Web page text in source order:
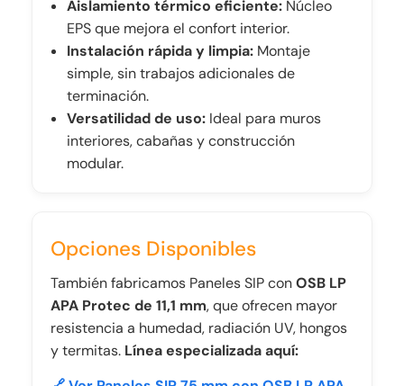
Aislamiento térmico eficiente: Núcleo
EPS que mejora el confort interior.
Instalación rápida y limpia: Montaje
simple, sin trabajos adicionales de
terminación.
Versatilidad de uso: Ideal para muros
interiores, cabañas y construcción
modular.
Opciones Disponibles
También fabricamos Paneles SIP conOSB LP
APA Protec de 11,1 mm, que ofrecen mayor
resistencia a humedad, radiación UV, hongos
y termitas. Línea especializada aquí: